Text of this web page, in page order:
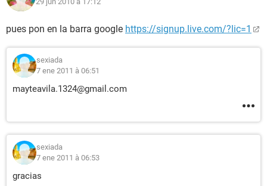
pues pon en la barra google https://signup.live.com/?lic=1
sexiada
7 ene 2011 à 06:51
mayteavila.1324@gmail.com
sexiada
7 ene 2011 à 06:53
gracias